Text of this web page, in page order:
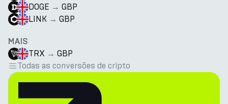
DOGE → GBP
LINK → GBP
MAIS
TRX → GBP
Todas as conversões de cripto